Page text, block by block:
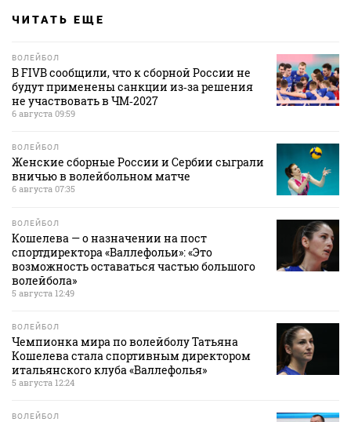
ЧИТАТЬ ЕЩЕ
ВОЛЕЙБОЛ
В FIVB сообщили, что к сборной России не
будут применены санкции из‑за решения
не участвовать в ЧМ‑2027
6 августа 09:59
ВОЛЕЙБОЛ
Женские сборные России и Сербии сыграли
вничью в волейбольном матче
6 августа 07:35
ВОЛЕЙБОЛ
Кошелева — о назначении на пост
спортдиректора «Валлефольи»: «Это
возможность оставаться частью большого
волейбола»
5 августа 12:49
ВОЛЕЙБОЛ
Чемпионка мира по волейболу Татьяна
Кошелева стала спортивным директором
итальянского клуба «Валлефолья»
5 августа 12:24
ВОЛЕЙБОЛ